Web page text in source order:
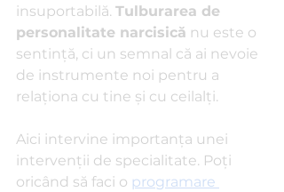
insuportabilă. Tulburarea de
personalitate narcisică nu este o
sentință, ci un semnal că ai nevoie
de instrumente noi pentru a
relaționa cu tine și cu ceilalți.
Aici intervine importanța unei
intervenții de specialitate. Poți
oricând să faci o programare